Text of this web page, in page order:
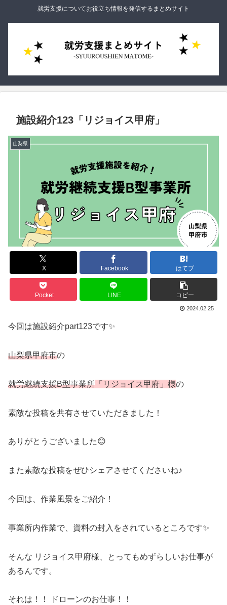
就労支援についてお役立ち情報を発信するまとめサイト
施設紹介123「リジョイス甲府」
山梨県
X Facebook はてブ
Pocket LINE コピー
2024.02.25
今回は施設紹介part123です✨
山梨県甲府市の
就労継続支援B型事業所 「リジョイス甲府」様の
素敵な投稿を共有させていただきました！
ありがとうございました😊
また素敵な投稿をぜひシェアさせてくださいね♪
今回は、作業風景をご紹介！
事業所内作業で、資料の封入をされているところです✨
そんな リジョイス甲府様、とってもめずらしいお仕事が
あるんです。
それは！！ ドローンのお仕事！！